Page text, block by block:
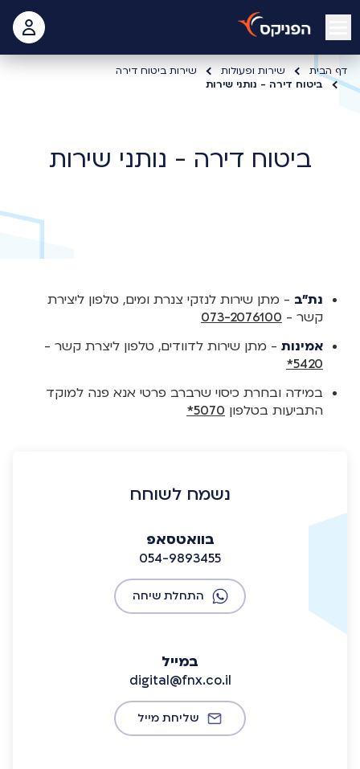
open mobile menu
דף הבית שירות ופעולות
שירות ביטוח דירה
ביטוח דירה - נותני שירות
ביטוח דירה - נותני שירות
נת"ב - מתן שירות לנזקי צנרת ומים, טלפון ליצירת
קשר - 073-2076100
אמינות - מתן שירות לדוודים, טלפון ליצרת קשר -
5420*
במידה ובחרת כיסוי שרברב פרטי אנא פנה למוקד
התביעות בטלפון 5070*
נשמח לשוחח
בוואטסאפ
054-9893455
התחלת שיחה
במייל
digital@fnx.co.il
שליחת מייל